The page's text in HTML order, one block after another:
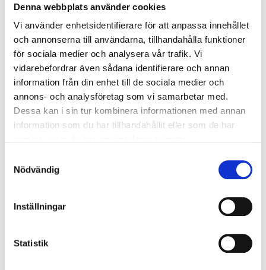
Denna webbplats använder cookies
Vi använder enhetsidentifierare för att anpassa innehållet
och annonserna till användarna, tillhandahålla funktioner
för sociala medier och analysera vår trafik. Vi
vidarebefordrar även sådana identifierare och annan
information från din enhet till de sociala medier och
annons- och analysföretag som vi samarbetar med.
Dessa kan i sin tur kombinera informationen med annan
information som du har tillhandahållit eller som de har
Nödvändig
Inställningar
Statistik
2 st
Grönsaksbuljongtärning
1 liter
Vatten
1 burk
Kokosmjölk
1 st
Lime
1 tsk
Spiskummin
1 msk
Lakritsrotens lakritspulver
Lakritskräm:
2 tsk
Så här gör du